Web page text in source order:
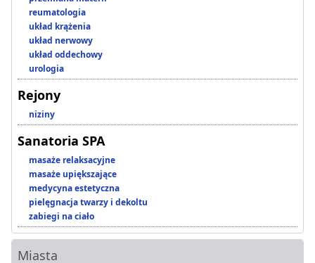
reumatologia
układ krążenia
układ nerwowy
układ oddechowy
urologia
Rejony
niziny
Sanatoria SPA
masaże relaksacyjne
masaże upiększające
medycyna estetyczna
pielęgnacja twarzy i dekoltu
zabiegi na ciało
Miasta